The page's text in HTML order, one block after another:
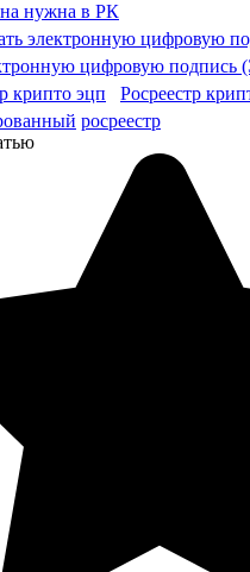
нужна в РК
цифровую
Росреестр
росреестр